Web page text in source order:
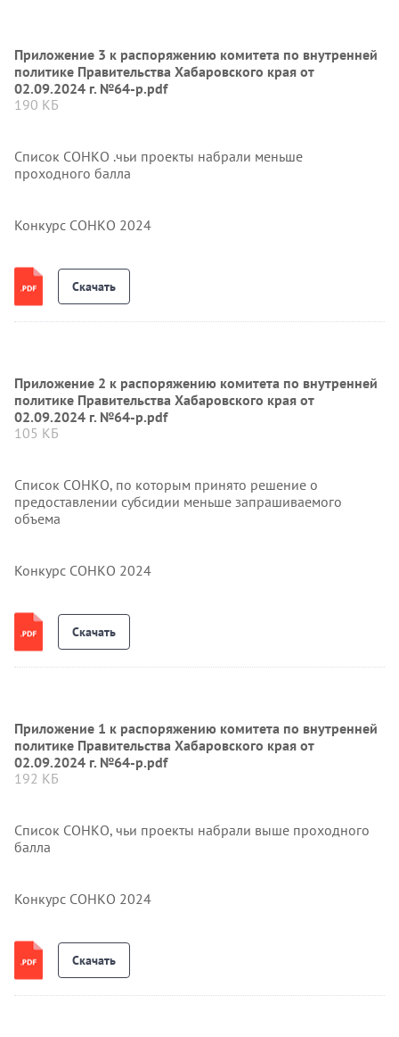
Приложение 3 к распоряжению комитета по внутренней
политике Правительства Хабаровского края от
02.09.2024 г. №64-р.pdf
190 КБ
Список СОНКО .чьи проекты набрали меньше
проходного балла
Конкурс СОНКО 2024
Скачать
Приложение 2 к распоряжению комитета по внутренней
политике Правительства Хабаровского края от
02.09.2024 г. №64-р.pdf
105 КБ
Список СОНКО, по которым принято решение о
предоставлении субсидии меньше запрашиваемого
объема
Конкурс СОНКО 2024
Скачать
Приложение 1 к распоряжению комитета по внутренней
политике Правительства Хабаровского края от
02.09.2024 г. №64-р.pdf
192 КБ
Список СОНКО, чьи проекты набрали выше проходного
балла
Конкурс СОНКО 2024
Скачать